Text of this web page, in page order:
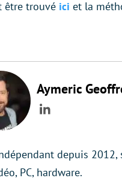
être trouvé ici et la
Aymeric
LinkedIn
depuis 2012,
PC, hardware.